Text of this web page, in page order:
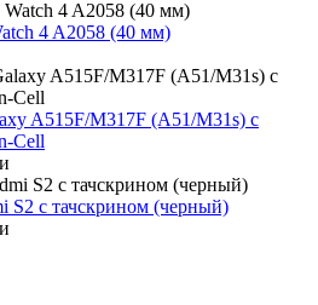
4 A2058 (40 мм)
A515F/M317F (A51/M31s) с
Cell
S2 с тачскрином (черный)